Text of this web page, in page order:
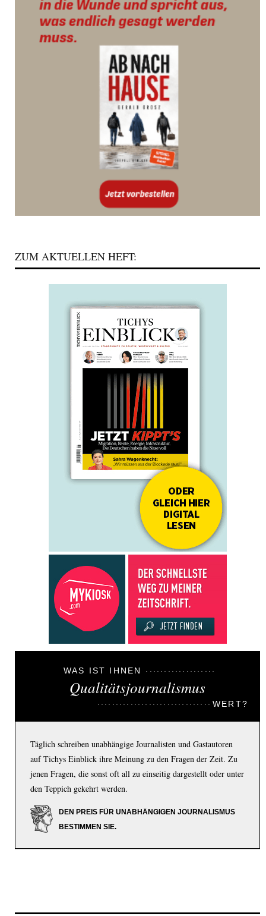
ZUM AKTUELLEN HEFT:
WAS IST IHNEN
Qualitätsjournalismus
WERT?
Täglich schreiben unabhängige Journalisten und Gastautoren
auf Tichys Einblick ihre Meinung zu den Fragen der Zeit. Zu
jenen Fragen, die sonst oft all zu einseitig dargestellt oder unter
den Teppich gekehrt werden.
DEN PREIS FÜR UNABHÄNGIGEN JOURNALISMUS
BESTIMMEN SIE.